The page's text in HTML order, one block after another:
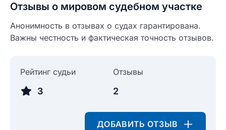
Отзывы о мировом судебном участке
Анонимность в отзывах о судах гарантирована.
Важны честность и фактическая точность отзывов.
Рейтинг судьи
3
Отзывы
2
ДОБАВИТЬ ОТЗЫВ
Как вы оцените судебный участок?
разрешить публикацию отзыва
ОСТАВИТЬ ОТЗЫВ
0/500
ОСТАВИТЬ ОТЗЫВ
НАЙТИ МЕНЯ